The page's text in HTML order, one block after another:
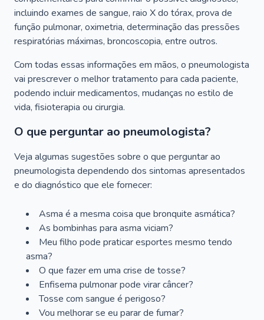
incluindo exames de sangue, raio X do tórax, prova de
função pulmonar, oximetria, determinação das pressões
respiratórias máximas, broncoscopia, entre outros.
Com todas essas informações em mãos, o pneumologista
vai prescrever o melhor tratamento para cada paciente,
podendo incluir medicamentos, mudanças no estilo de
vida, fisioterapia ou cirurgia.
O que perguntar ao pneumologista?
Veja algumas sugestões sobre o que perguntar ao
pneumologista dependendo dos sintomas apresentados
e do diagnóstico que ele fornecer:
Asma é a mesma coisa que bronquite asmática?
As bombinhas para asma viciam?
Meu filho pode praticar esportes mesmo tendo
asma?
O que fazer em uma crise de tosse?
Enfisema pulmonar pode virar câncer?
Tosse com sangue é perigoso?
Vou melhorar se eu parar de fumar?